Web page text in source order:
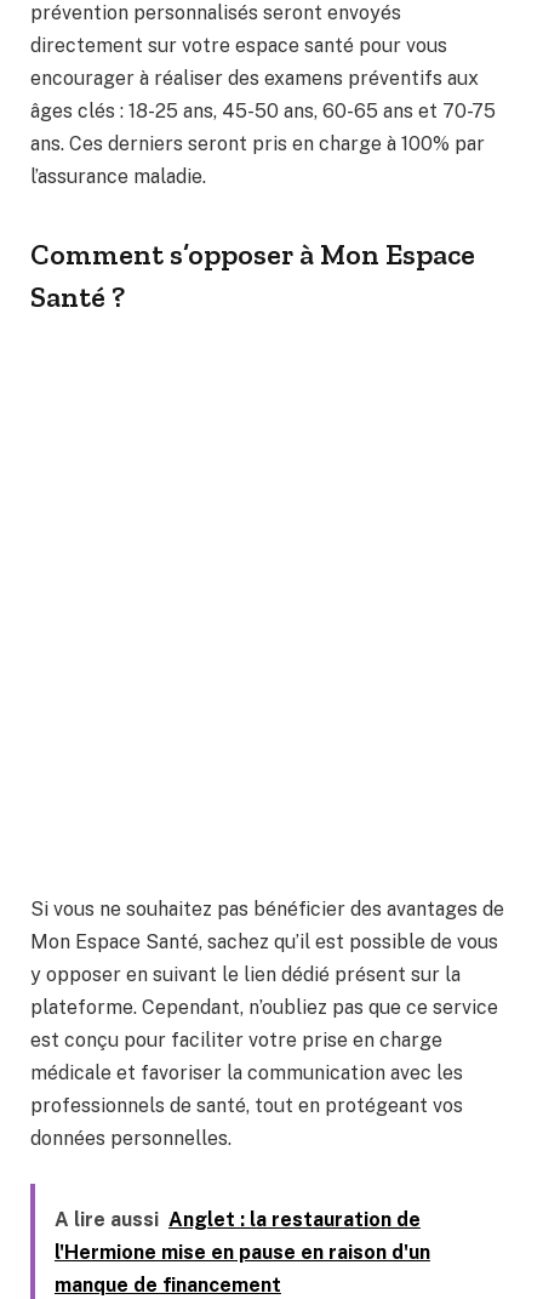
prévention personnalisés seront envoyés
directement sur votre espace santé pour vous
encourager à réaliser des examens préventifs aux
âges clés : 18-25 ans, 45-50 ans, 60-65 ans et 70-75
ans. Ces derniers seront pris en charge à 100% par
l’assurance maladie.
Comment s’opposer à Mon Espace
Santé ?
Si vous ne souhaitez pas bénéficier des avantages de
Mon Espace Santé, sachez qu’il est possible de vous
y opposer en suivant le lien dédié présent sur la
plateforme. Cependant, n’oubliez pas que ce service
est conçu pour faciliter votre prise en charge
médicale et favoriser la communication avec les
professionnels de santé, tout en protégeant vos
données personnelles.
A lire aussi Anglet : la restauration de
l'Hermione mise en pause en raison d'un
manque de financement